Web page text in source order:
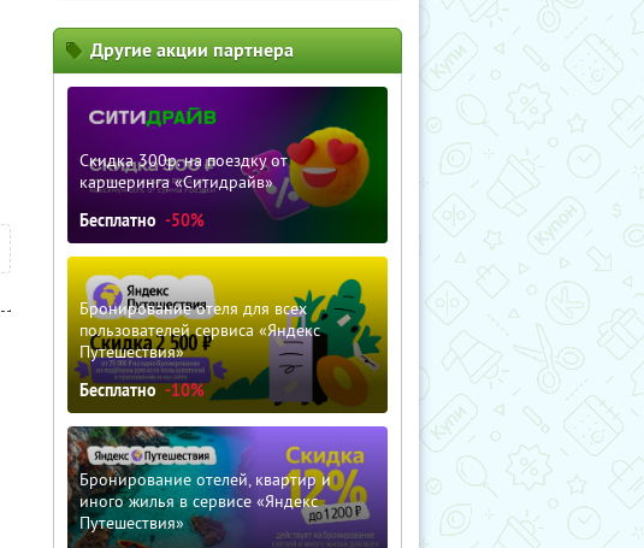
Другие акции партнера
Скидка 300р. на поездку от
каршеринга «Ситидрайв»
Бесплатно -50%
Бронирование отеля для всех
пользователей сервиса «Яндекс
Путешествия»
Бесплатно -10%
Бронирование отелей, квартир и
иного жилья в сервисе «Яндекс
Путешествия»